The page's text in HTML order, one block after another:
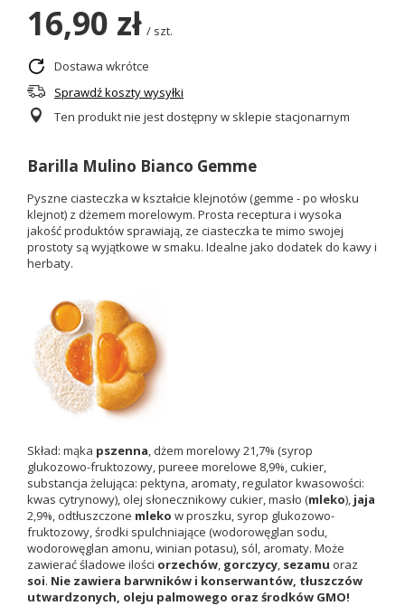
16,90 zł / szt.
Dostawa wkrótce
Sprawdź koszty wysyłki
Ten produkt nie jest dostępny w sklepie stacjonarnym
Barilla Mulino Bianco Gemme
Pyszne ciasteczka w kształcie klejnotów (gemme - po włosku
klejnot) z dżemem morelowym. Prosta receptura i wysoka
jakość produktów sprawiają, ze ciasteczka te mimo swojej
prostoty są wyjątkowe w smaku. Idealne jako dodatek do kawy i
herbaty.
Skład: mąka pszenna, dżem morelowy 21,7% (syrop
glukozowo-fruktozowy, pureee morelowe 8,9%, cukier,
substancja żelująca: pektyna, aromaty, regulator kwasowości:
kwas cytrynowy), olej słonecznikowy cukier, masło (mleko), jaja
2,9%, odtłuszczone mleko w proszku, syrop glukozowo-
fruktozowy, środki spulchniające (wodorowęglan sodu,
wodorowęglan amonu, winian potasu), sól, aromaty. Może
zawierać śladowe ilości orzechów, gorczycy, sezamu oraz
soi. Nie zawiera barwników i konserwantów, tłuszczów
utwardzonych, oleju palmowego oraz środków GMO!